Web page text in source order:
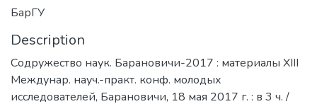
БарГУ
Description
Содружество наук. Барановичи-2017 : материалы XIII
Междунар. науч.-практ. конф. молодых
исследователей, Барановичи, 18 мая 2017 г. : в 3 ч. /